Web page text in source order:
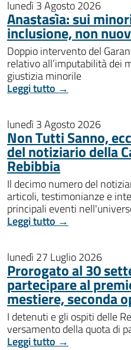
lunedì 3 Agosto 2026
Anastasìa: sui
inclusione, non
Doppio intervento del
relativo all’imputabilità dei
giustizia minorile
Leggi tutto →
lunedì 3 Agosto 2026
Non Tutti Sanno,
del notiziario della
Rebibbia
Il decimo numero del
articoli, testimonianze e
principali eventi
Leggi tutto →
lunedì 27 Luglio 2026
Prorogato al 30
partecipare al
mestiere, seconda
I detenuti e gli ospiti delle
versamento della quota di
Leggi tutto →